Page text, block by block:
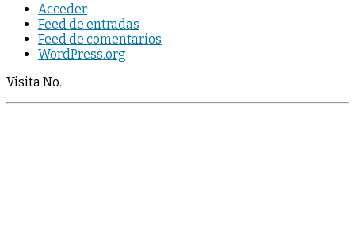
Acceder
Feed de entradas
Feed de comentarios
WordPress.org
Visita No.